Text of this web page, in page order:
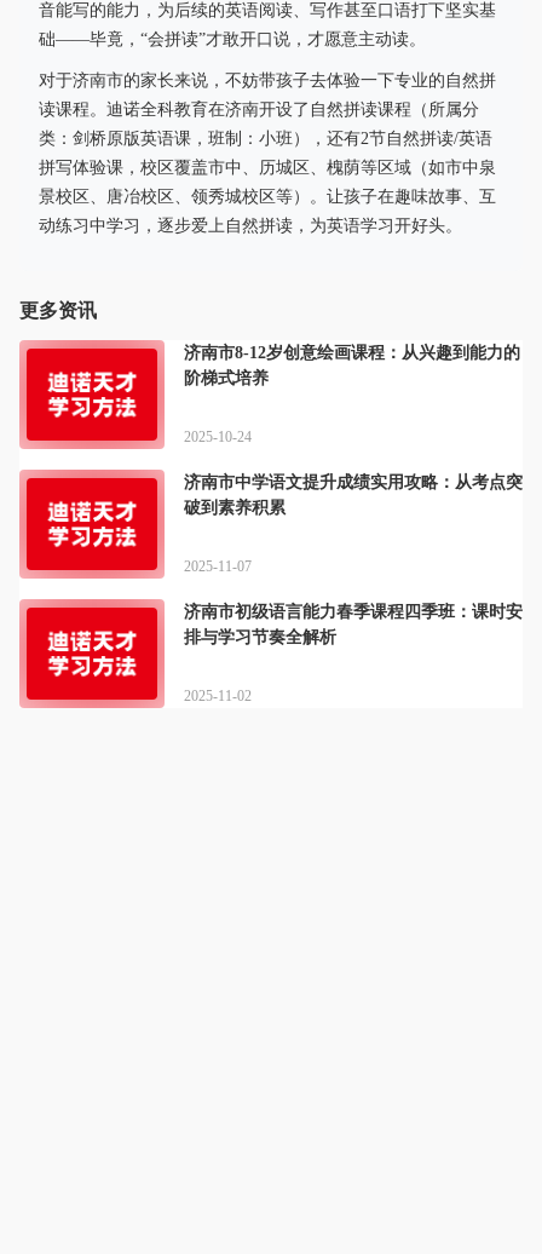
音能写的能力，为后续的英语阅读、写作甚至口语打下坚实基
础——毕竟，“会拼读”才敢开口说，才愿意主动读。
对于济南市的家长来说，不妨带孩子去体验一下专业的自然拼
读课程。迪诺全科教育在济南开设了自然拼读课程（所属分
类：剑桥原版英语课，班制：小班），还有2节自然拼读/英语
拼写体验课，校区覆盖市中、历城区、槐荫等区域（如市中泉
景校区、唐冶校区、领秀城校区等）。让孩子在趣味故事、互
动练习中学习，逐步爱上自然拼读，为英语学习开好头。
更多资讯
济南市8-12岁创意绘画课程：从兴趣到能力的
阶梯式培养
2025-10-24
济南市中学语文提升成绩实用攻略：从考点突
破到素养积累
2025-11-07
济南市初级语言能力春季课程四季班：课时安
排与学习节奏全解析
2025-11-02